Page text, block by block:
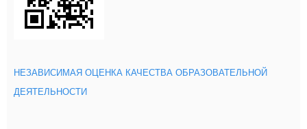
НЕЗАВИСИМАЯ ОЦЕНКА КАЧЕСТВА ОБРАЗОВАТЕЛЬНОЙ
ДЕЯТЕЛЬНОСТИ